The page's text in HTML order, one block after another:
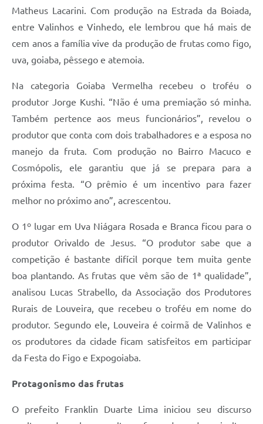
Matheus Lacarini. Com produção na Estrada da Boiada,
entre Valinhos e Vinhedo, ele lembrou que há mais de
cem anos a família vive da produção de frutas como figo,
uva, goiaba, pêssego e atemoia.
Na categoria Goiaba Vermelha recebeu o troféu o
produtor Jorge Kushi. “Não é uma premiação só minha.
Também pertence aos meus funcionários”, revelou o
produtor que conta com dois trabalhadores e a esposa no
manejo da fruta. Com produção no Bairro Macuco e
Cosmópolis, ele garantiu que já se prepara para a
próxima festa. “O prêmio é um incentivo para fazer
melhor no próximo ano”, acrescentou.
O 1º lugar em Uva Niágara Rosada e Branca ficou para o
produtor Orivaldo de Jesus. “O produtor sabe que a
competição é bastante difícil porque tem muita gente
boa plantando. As frutas que vêm são de 1ª qualidade”,
analisou Lucas Strabello, da Associação dos Produtores
Rurais de Louveira, que recebeu o troféu em nome do
produtor. Segundo ele, Louveira é coirmã de Valinhos e
os produtores da cidade ficam satisfeitos em participar
da Festa do Figo e Expogoiaba.
Protagonismo das frutas
O prefeito Franklin Duarte Lima iniciou seu discurso